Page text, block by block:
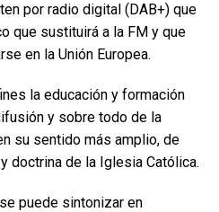
por radio digital (DAB+) que
que sustituirá a la FM y que
en la Unión Europea.
la educación y formación
y sobre todo de la
su sentido más amplio, de
doctrina de la Iglesia Católica.
se puede sintonizar en